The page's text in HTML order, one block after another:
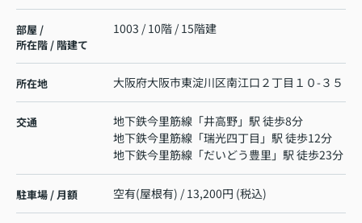
部屋 /
所在階 / 階建て
1003 / 10階 / 15階建
所在地 大阪府大阪市東淀川区南江口 ２丁目１０-３５
交通 地下鉄今里筋線 「井高野」駅 徒歩8分
地下鉄今里筋線 「瑞光四丁目 」駅 徒歩12分
地下鉄今里筋線 「だいどう豊里 」駅 徒歩23分
駐車場 / 月額 空有(屋根有) / 13,200円 (税込)